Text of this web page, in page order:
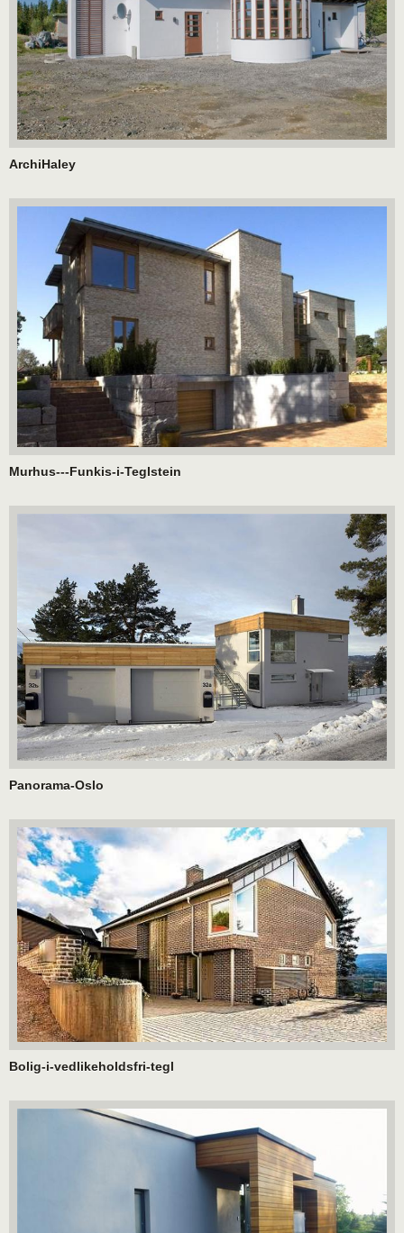
ArchiHaley
Murhus---Funkis-i-Teglstein
Panorama-Oslo
Bolig-i-vedlikeholdsfri-tegl